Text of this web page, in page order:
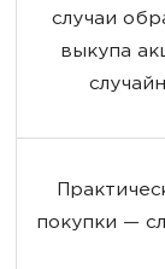
случаи
выкупа
покупки —